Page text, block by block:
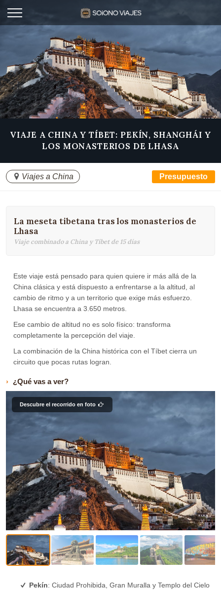
VIAJE A CHINA Y TÍBET: PEKÍN, SHANGHÁI Y
LOS MONASTERIOS DE LHASA
Viajes a China Presupuesto
La meseta tibetana tras los monasterios de
Lhasa
Viaje combinado a China y Tíbet de 15 días
Este viaje está pensado para quien quiere ir más allá de la
China clásica y está dispuesto a enfrentarse a la altitud, al
cambio de ritmo y a un territorio que exige más esfuerzo.
Lhasa se encuentra a 3.650 metros.
Ese cambio de altitud no es solo físico: transforma
completamente la percepción del viaje.
La combinación de la China histórica con el Tíbet cierra un
circuito que pocas rutas logran.
¿Qué vas a ver?
Descubre el recorrido en foto
Pekín: Ciudad Prohibida, Gran Muralla y Templo del Cielo